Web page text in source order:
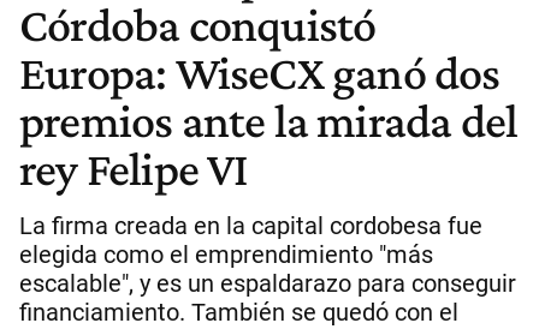
Córdoba conquistó
Europa: WiseCX ganó dos
premios ante la mirada del
rey Felipe VI
La firma creada en la capital cordobesa fue
elegida como el emprendimiento "más
escalable", y es un espaldarazo para conseguir
financiamiento. También se quedó con el